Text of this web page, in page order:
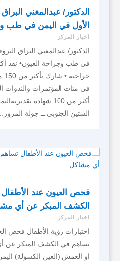
الدكتور/ عبدالمغني
الأول في اليمن في طب
اخبار المركز
الدكتور/ عبدالمغني البراق
في مئات المؤتمرات والندوات
أكثر من 100 شهادة
الستين الجنوبي ــ جولة المرور...
فحص العيون عند
الكشف المبكر عن أي
اخبار المركز
اختبارات رؤية الأطفال فحص
تساهم في الكشف المبكر عن
او الغمش (العين الكسولة)